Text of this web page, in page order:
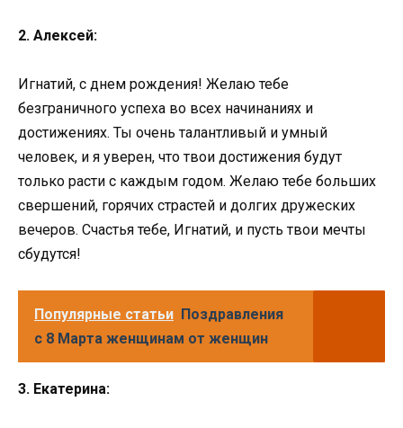
2. Алексей:
Игнатий, с днем рождения! Желаю тебе
безграничного успеха во всех начинаниях и
достижениях. Ты очень талантливый и умный
человек, и я уверен, что твои достижения будут
только расти с каждым годом. Желаю тебе больших
свершений, горячих страстей и долгих дружеских
вечеров. Счастья тебе, Игнатий, и пусть твои мечты
сбудутся!
Популярные статьи Поздравления
с 8 Марта женщинам от женщин
3. Екатерина: